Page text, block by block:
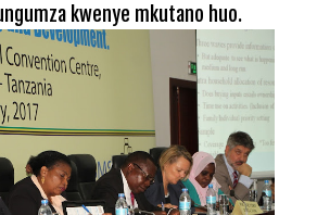
kwenye mkutano huo.